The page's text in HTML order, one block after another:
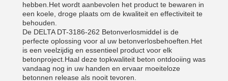
hebben.Het wordt aanbevolen het product te bewaren in
een koele, droge plaats om de kwaliteit en effectiviteit te
behouden.
De DELTA DT-3186-262 Betonverlosmiddel is de
perfecte oplossing voor al uw betonverlosbehoeften.Het
is een veelzijdig en essentieel product voor elk
betonproject.Haal deze topkwaliteit beton ontdooiing was
vandaag nog in uw handen en ervaar moeiteloze
betonnen release als nooit tevoren.